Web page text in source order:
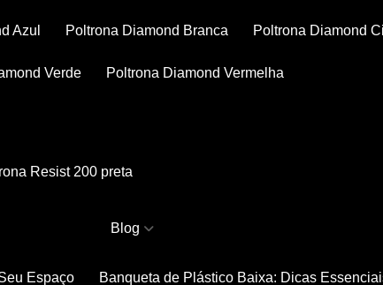
Azul Poltrona Diamond Branca Poltrona Diamond
Verde Poltrona Diamond Vermelha
Resist 200 preta
Blog
Espaço Banqueta de Plástico Baixa: Dicas